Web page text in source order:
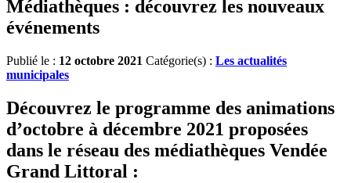
Médiathèques : découvrez les nouveaux
événements
Publié le : 12 octobre 2021 Catégorie(s) : Les actualités
municipales
Découvrez le programme des animations
d’octobre à décembre 2021 proposées
dans le réseau des médiathèques Vendée
Grand Littoral :